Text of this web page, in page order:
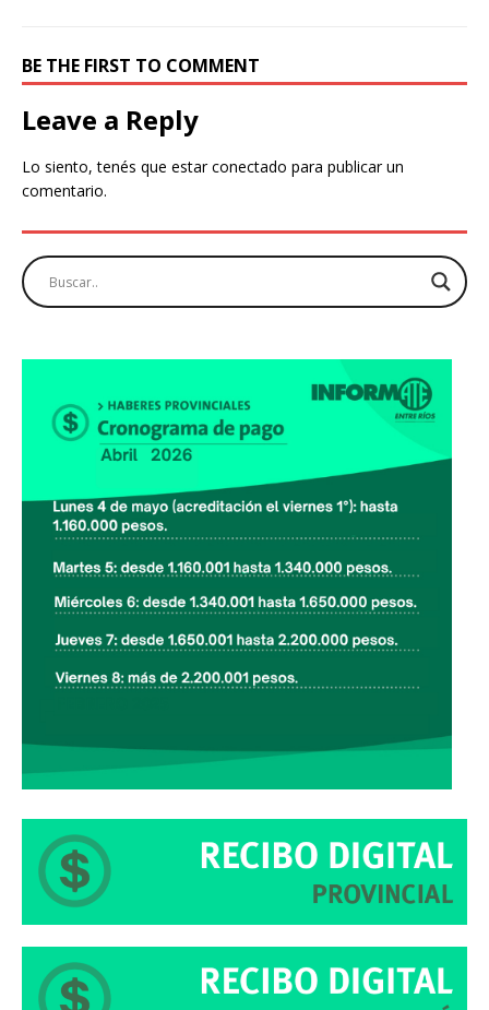
BE THE FIRST TO COMMENT
Leave a Reply
Lo siento, tenés que estarconectado para publicar un
comentario.